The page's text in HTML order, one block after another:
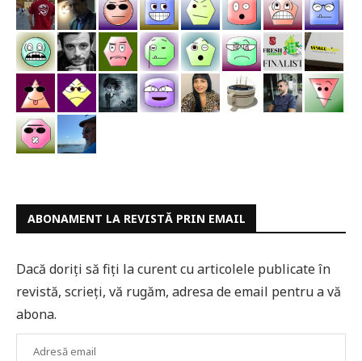
ABONAMENT LA REVISTĂ PRIN EMAIL
Dacă doriți să fiți la curent cu articolele publicate în
revistă, scrieți, vă rugăm, adresa de email pentru a vă
abona.
Adresă